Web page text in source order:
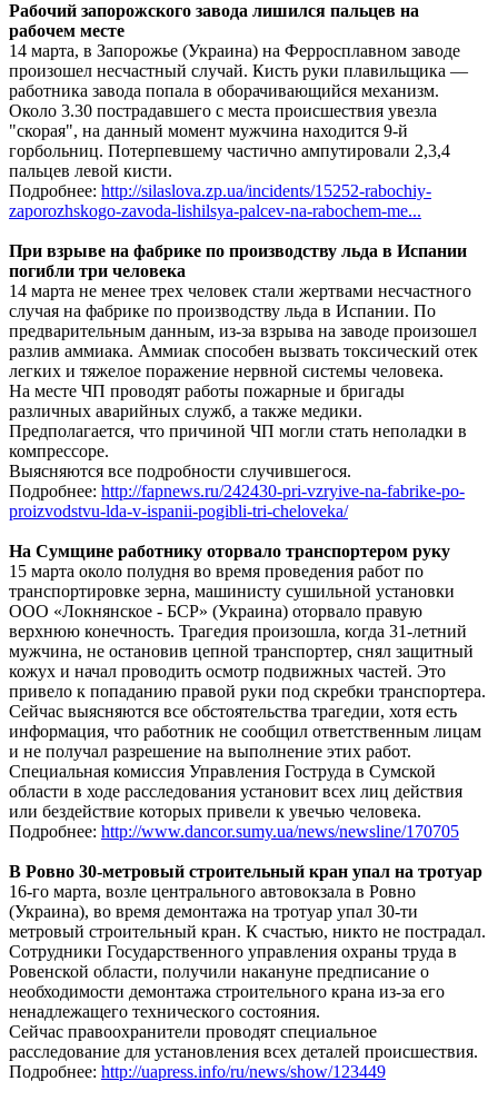
Рабочий запорожского завода лишился пальцев на
рабочем месте
14 марта, в Запорожье (Украина) на Ферросплавном заводе
произошел несчастный случай. Кисть руки плавильщика —
работника завода попала в оборачивающийся механизм.
Около 3.30 пострадавшего с места происшествия увезла
"скорая", на данный момент мужчина находится 9-й
горбольниц. Потерпевшему частично ампутировали 2,3,4
пальцев левой кисти.
Подробнее: http://silaslova.zp.ua/incidents/15252-rabochiy-
zaporozhskogo-zavoda-lishilsya-palcev-na-rabochem-me...
При взрыве на фабрике по производству льда в Испании
погибли три человека
14 марта не менее трех человек стали жертвами несчастного
случая на фабрике по производству льда в Испании. По
предварительным данным, из-за взрыва на заводе произошел
разлив аммиака. Аммиак способен вызвать токсический отек
легких и тяжелое поражение нервной системы человека.
На месте ЧП проводят работы пожарные и бригады
различных аварийных служб, а также медики.
Предполагается, что причиной ЧП могли стать неполадки в
компрессоре.
Выясняются все подробности случившегося.
Подробнее: http://fapnews.ru/242430-pri-vzryive-na-fabrike-po-
proizvodstvu-lda-v-ispanii-pogibli-tri-cheloveka/
На Сумщине работнику оторвало транспортером руку
15 марта около полудня во время проведения работ по
транспортировке зерна, машинисту сушильной установки
ООО «Локнянское - БСР» (Украина) оторвало правую
верхнюю конечность. Трагедия произошла, когда 31-летний
мужчина, не остановив цепной транспортер, снял защитный
кожух и начал проводить осмотр подвижных частей. Это
привело к попаданию правой руки под скребки транспортера.
Сейчас выясняются все обстоятельства трагедии, хотя есть
информация, что работник не сообщил ответственным лицам
и не получал разрешение на выполнение этих работ.
Специальная комиссия Управления Гоструда в Сумской
области в ходе расследования установит всех лиц действия
или бездействие которых привели к увечью человека.
Подробнее: http://www.dancor.sumy.ua/news/newsline/170705
В Ровно 30-метровый строительный кран упал на тротуар
16-го марта, возле центрального автовокзала в Ровно
(Украина), во время демонтажа на тротуар упал 30-ти
метровый строительный кран. К счастью, никто не пострадал.
Сотрудники Государственного управления охраны труда в
Ровенской области, получили накануне предписание о
необходимости демонтажа строительного крана из-за его
ненадлежащего технического состояния.
Сейчас правоохранители проводят специальное
расследование для установления всех деталей происшествия.
Подробнее: http://uapress.info/ru/news/show/123449